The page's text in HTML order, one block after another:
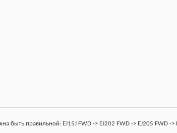
быть правильной: EJ15J FWD -> EJ202 FWD -> EJ205 FWD -